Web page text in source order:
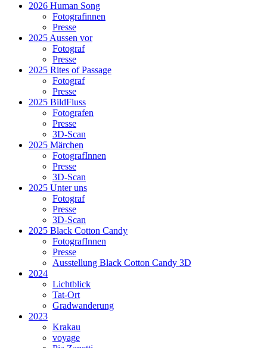
2026 Human Song
Fotografinnen
Presse
2025 Aussen vor
Fotograf
Presse
2025 Rites of Passage
Fotograf
Presse
2025 BildFluss
Fotografen
Presse
3D-Scan
2025 Märchen
FotografInnen
Presse
3D-Scan
2025 Unter uns
Fotograf
Presse
3D-Scan
2025 Black Cotton Candy
FotografInnen
Presse
Ausstellung Black Cotton Candy 3D
2024
Lichtblick
Tat-Ort
Gradwanderung
2023
Krakau
voyage